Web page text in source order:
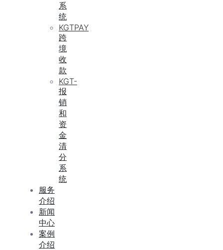
系
统
KGTPAY
跨
境
收
款
KGT-
报
销
和
资
金
清
分
系
统
服务
介绍
新闻
中心
案例
介绍